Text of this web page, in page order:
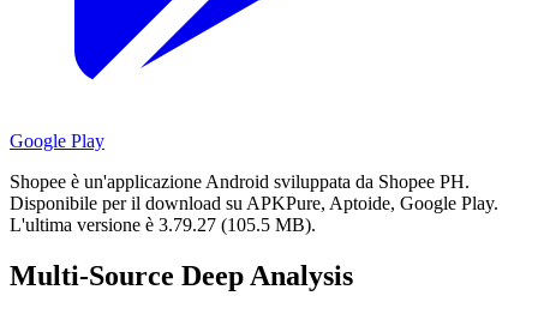
Google Play
Shopee è un'applicazione Android sviluppata da Shopee PH.
Disponibile per il download su APKPure, Aptoide, Google Play.
L'ultima versione è 3.79.27 (105.5 MB).
Multi-Source Deep Analysis